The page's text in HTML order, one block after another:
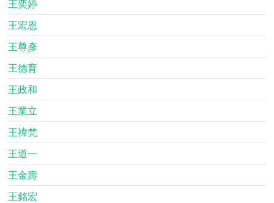
王奕婷
王宏恩
王尊彥
王德育
王政和
王業立
王禕梵
王道一
王金壽
王銘宏